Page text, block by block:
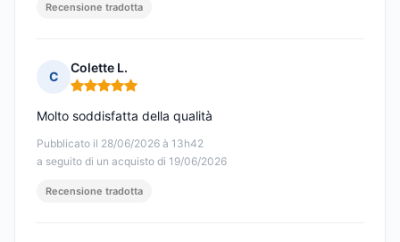
Recensione tradotta
C
Colette L.
Nota: 5 su 5
Pubblicato il 28/06/2026 à 13h42
a seguito di un acquisto di 19/06/2026
Molto soddisfatta della qualità
Recensione tradotta